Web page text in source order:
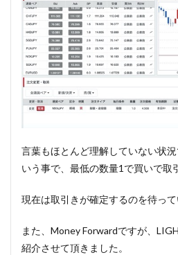
言葉もほとんど理解していない状
いう事で、最低の数量1で買いで取
現在は取引きが確定するのを待って
また、Money Forwardですが、
紹介させて頂きました。